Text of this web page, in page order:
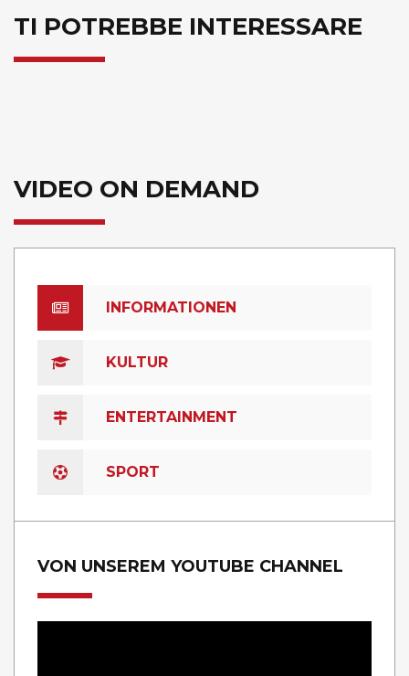
TI POTREBBE INTERESSARE
VIDEO ON DEMAND
INFORMATIONEN
KULTUR
ENTERTAINMENT
SPORT
VON UNSEREM YOUTUBE CHANNEL